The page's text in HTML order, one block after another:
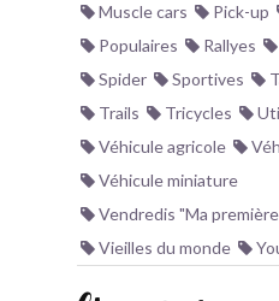
Muscle cars
Pick-up
Populaires
Rallyes
Spider
Sportives
Trails
Tricycles
Véhicule agricole
Véhicule miniature
Vendredis "Ma
Vieilles du monde